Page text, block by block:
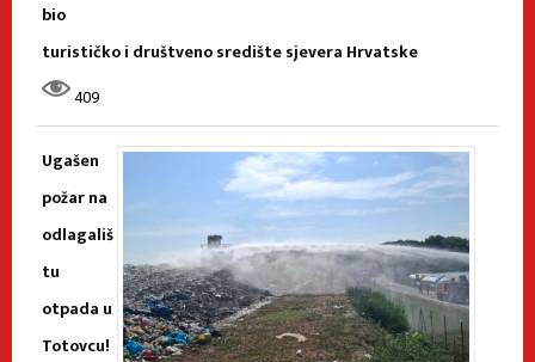
bio
turističko i društveno središte sjevera Hrvatske
409
Ugašen
požar na
odlagališ
tu
otpada u
Totovcu!